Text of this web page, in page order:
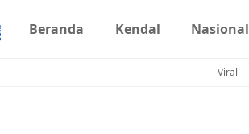
Beranda Kendal Nasional
Viral